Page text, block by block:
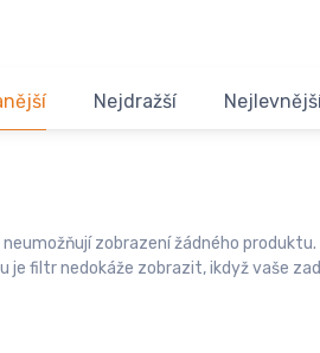
Nejdražší
zobrazení žádného
je filtr nedokáže zobrazit, ikdyž vaše